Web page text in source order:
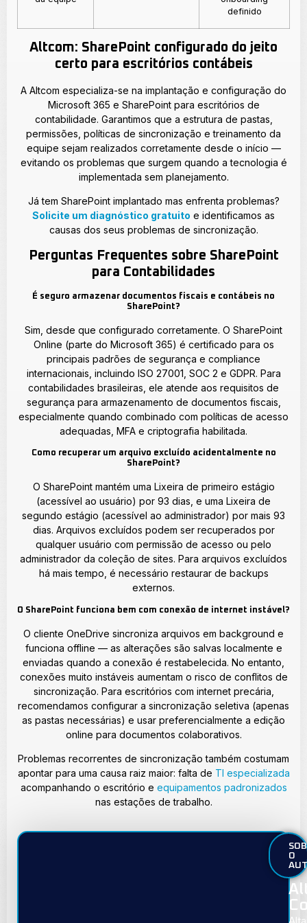
definido
Altcom: SharePoint configurado do jeito
certo para escritórios contábeis
A Altcom especializa-se na implantação e configuração do
Microsoft 365 e SharePoint para escritórios de
contabilidade. Garantimos que a estrutura de pastas,
permissões, políticas de sincronização e treinamento da
equipe sejam realizados corretamente desde o início —
evitando os problemas que surgem quando a tecnologia é
implementada sem planejamento.
Já tem SharePoint implantado mas enfrenta problemas?
Solicite um diagnóstico gratuito e identificamos as
causas dos seus problemas de sincronização.
Perguntas Frequentes sobre SharePoint
para Contabilidades
É seguro armazenar documentos fiscais e contábeis no
SharePoint?
Sim, desde que configurado corretamente. O SharePoint
Online (parte do Microsoft 365) é certificado para os
principais padrões de segurança e compliance
internacionais, incluindo ISO 27001, SOC 2 e GDPR. Para
contabilidades brasileiras, ele atende aos requisitos de
segurança para armazenamento de documentos fiscais,
especialmente quando combinado com políticas de acesso
adequadas, MFA e criptografia habilitada.
Como recuperar um arquivo excluído acidentalmente no
SharePoint?
O SharePoint mantém uma Lixeira de primeiro estágio
(acessível ao usuário) por 93 dias, e uma Lixeira de
segundo estágio (acessível ao administrador) por mais 93
dias. Arquivos excluídos podem ser recuperados por
qualquer usuário com permissão de acesso ou pelo
administrador da coleção de sites. Para arquivos excluídos
há mais tempo, é necessário restaurar de backups
externos.
O SharePoint funciona bem com conexão de internet instável?
O cliente OneDrive sincroniza arquivos em background e
funciona offline — as alterações são salvas localmente e
enviadas quando a conexão é restabelecida. No entanto,
conexões muito instáveis aumentam o risco de conflitos de
sincronização. Para escritórios com internet precária,
recomendamos configurar a sincronização seletiva (apenas
as pastas necessárias) e usar preferencialmente a edição
online para documentos colaborativos.
Problemas recorrentes de sincronização também costumam
apontar para uma causa raiz maior: falta de TI especializada
acompanhando o escritório e equipamentos padronizados
nas estações de trabalho.
O